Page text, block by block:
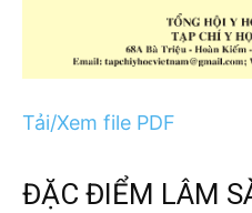
Tải/Xem file PDF
ĐẶC ĐIỂM LÂM